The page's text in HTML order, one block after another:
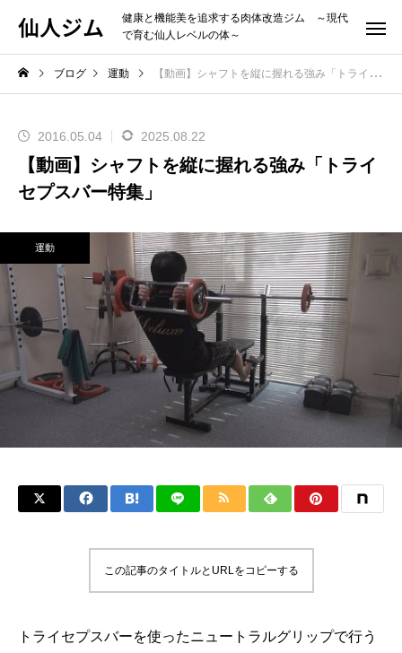
仙人ジム
健康と機能美を追求する肉体改造ジム ～現代
で育む仙人レベルの体～
ブログ 運動 【動画】シャフトを縦に握れる強み「トライセプスバー特集」
2016.05.04 2025.08.22
【動画】シャフトを縦に握れる強み「トライ
セプスバー特集」
運動
この記事のタイトルとURLをコピーする
トライセプスバーを使ったニュートラルグリップで行う